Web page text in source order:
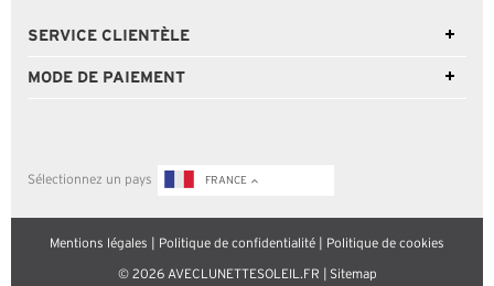
SERVICE CLIENTÈLE
MODE DE PAIEMENT
Sélectionnez un pays FRANCE
Mentions légales Politique de confidentialité Politique de cookies
© 2026 AVECLUNETTESOLEIL.FR | Sitemap